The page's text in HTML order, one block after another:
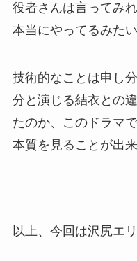
役者さんは言ってみ
本当にやってるみた
技術的なことは申し
分と演じる結衣との
たのか、このドラマ
本質を見ることが出
以上、今回は沢尻エ